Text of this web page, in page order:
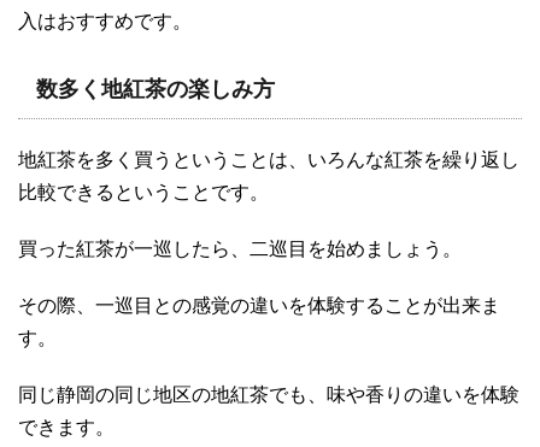
入はおすすめです。
数多く地紅茶の楽しみ方
地紅茶を多く買うということは、いろんな紅茶を繰り返し
比較できるということです。
買った紅茶が一巡したら、二巡目を始めましょう。
その際、一巡目との感覚の違いを体験することが出来ま
す。
同じ静岡の同じ地区の地紅茶でも、味や香りの違いを体験
できます。